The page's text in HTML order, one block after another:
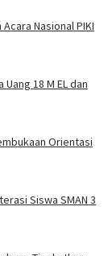
Nasional PIKI
18 M EL dan
Orientasi
Siswa SMAN 3